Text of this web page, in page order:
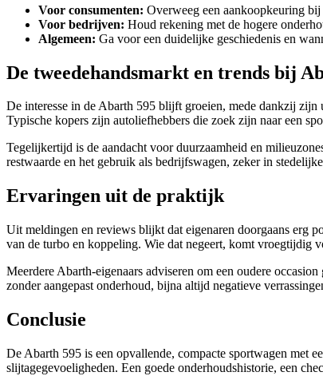
Voor consumenten: Overweeg een aankoopkeuring
Voor bedrijven: Houd rekening met de hogere
Algemeen: Ga voor een duidelijke geschiedenis en
De tweedehandsmarkt en trends bij
De interesse in de Abarth 595 blijft groeien, mede dankzij
Typische kopers zijn autoliefhebbers die zoek zijn naar een
Tegelijkertijd is de aandacht voor duurzaamheid en
restwaarde en het gebruik als bedrijfswagen, zeker in
Ervaringen uit de praktijk
Uit meldingen en reviews blijkt dat eigenaren doorgaans erg
van de turbo en koppeling. Wie dat negeert, komt vroegtijdig
Meerdere Abarth-eigenaars adviseren om een oudere
zonder aangepast onderhoud, bijna altijd negatieve
Conclusie
De Abarth 595 is een opvallende, compacte sportwagen met
slijtagegevoeligheden. Een goede onderhoudshistorie, een